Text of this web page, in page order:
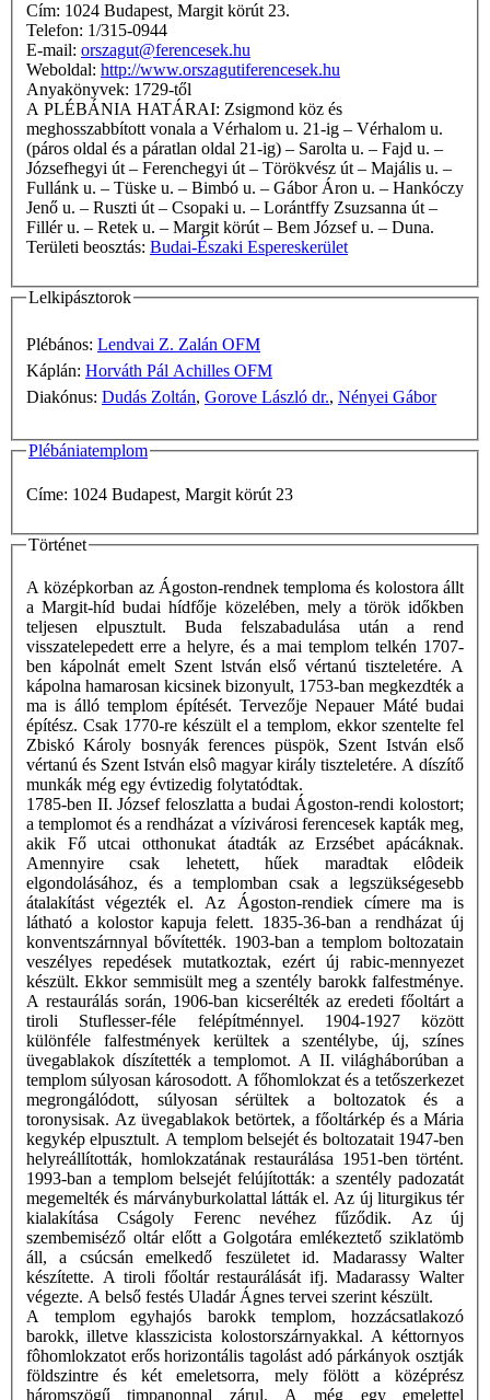
Cím: 1024 Budapest, Margit körút 23.
Telefon: 1/315-0944
E-mail: orszagut@ferencesek.hu
Weboldal: http://www.orszagutiferencesek.hu
Anyakönyvek: 1729-től
A PLÉBÁNIA HATÁRAI: Zsigmond köz és
meghosszabbított vonala a Vérhalom u. 21-ig – Vérhalom u.
(páros oldal és a páratlan oldal 21-ig) – Sarolta u. – Fajd u. –
Józsefhegyi út – Ferenchegyi út – Törökvész út – Majális u. –
Fullánk u. – Tüske u. – Bimbó u. – Gábor Áron u. – Hankóczy
Jenő u. – Ruszti út – Csopaki u. – Lorántffy Zsuzsanna út –
Fillér u. – Retek u. – Margit körút – Bem József u. – Duna.
Területi beosztás: Budai-Északi Espereskerület
Lelkipásztorok
Plébános: Lendvai Z. Zalán OFM
Káplán: Horváth Pál Achilles OFM
Diakónus: Dudás Zoltán, Gorove László dr., Nényei Gábor
Plébániatemplom
Címe: 1024 Budapest, Margit körút 23
Történet
A középkorban az Ágoston-rendnek temploma és kolostora állt
a Margit-híd budai hídfője közelében, mely a török időkben
teljesen elpusztult. Buda felszabadulása után a rend
visszatelepedett erre a helyre, és a mai templom telkén 1707-
ben kápolnát emelt Szent lstván első vértanú tiszteletére. A
kápolna hamarosan kicsinek bizonyult, 1753-ban megkezdték a
ma is álló templom építését. Tervezője Nepauer Máté budai
építész. Csak 1770-re készült el a templom, ekkor szentelte fel
Zbiskó Károly bosnyák ferences püspök, Szent István első
vértanú és Szent István elsô magyar király tiszteletére. A díszítő
munkák még egy évtizedig folytatódtak.
1785-ben II. József feloszlatta a budai Ágoston-rendi kolostort;
a templomot és a rendházat a vízivárosi ferencesek kapták meg,
akik Fő utcai otthonukat átadták az Erzsébet apácáknak.
Amennyire csak lehetett, hűek maradtak elôdeik
elgondolásához, és a templomban csak a legszükségesebb
átalakítást végezték el. Az Ágoston-rendiek címere ma is
látható a kolostor kapuja felett. 1835-36-ban a rendházat új
konventszárnnyal bővítették. 1903-ban a templom boltozatain
veszélyes repedések mutatkoztak, ezért új rabic-mennyezet
készült. Ekkor semmisült meg a szentély barokk falfestménye.
A restaurálás során, 1906-ban kicserélték az eredeti főoltárt a
tiroli Stuflesser-féle felépítménnyel. 1904-1927 között
különféle falfestmények kerültek a szentélybe, új, színes
üvegablakok díszítették a templomot. A II. világháborúban a
templom súlyosan károsodott. A főhomlokzat és a tetőszerkezet
megrongálódott, súlyosan sérültek a boltozatok és a
toronysisak. Az üvegablakok betörtek, a főoltárkép és a Mária
kegykép elpusztult. A templom belsejét és boltozatait 1947-ben
helyreállították, homlokzatának restaurálása 1951-ben történt.
1993-ban a templom belsejét felújították: a szentély padozatát
megemelték és márványburkolattal látták el. Az új liturgikus tér
kialakítása Cságoly Ferenc nevéhez fűződik. Az új
szembemiséző oltár előtt a Golgotára emlékeztető sziklatömb
áll, a csúcsán emelkedő feszületet id. Madarassy Walter
készítette. A tiroli főoltár restaurálását ifj. Madarassy Walter
végezte. A belső festés Uladár Ágnes tervei szerint készült.
A templom egyhajós barokk templom, hozzácsatlakozó
barokk, illetve klasszicista kolostorszárnyakkal. A kéttornyos
fôhomlokzatot erős horizontális tagolást adó párkányok osztják
földszintre és két emeletsorra, mely fölött a középrész
háromszögű timpanonnal zárul. A még egy emelettel